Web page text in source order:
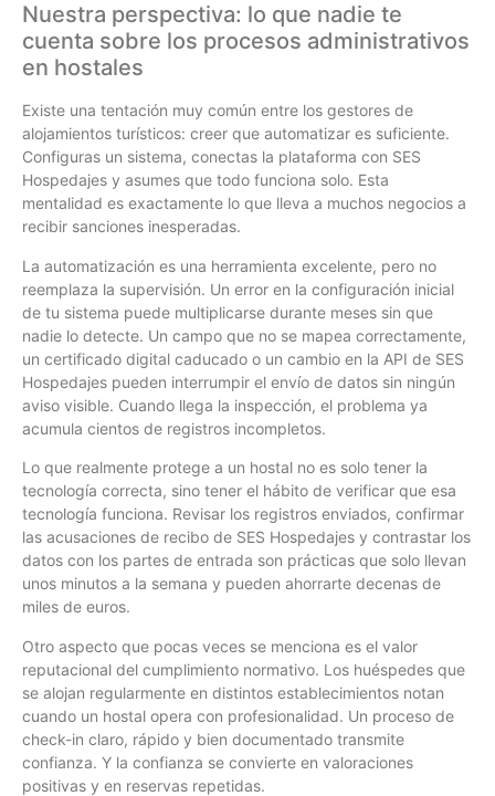
Nuestra perspectiva: lo que nadie te
cuenta sobre los procesos administrativos
en hostales
Existe una tentación muy común entre los gestores de
alojamientos turísticos: creer que automatizar es suficiente.
Configuras un sistema, conectas la plataforma con SES
Hospedajes y asumes que todo funciona solo. Esta
mentalidad es exactamente lo que lleva a muchos negocios a
recibir sanciones inesperadas.
La automatización es una herramienta excelente, pero no
reemplaza la supervisión. Un error en la configuración inicial
de tu sistema puede multiplicarse durante meses sin que
nadie lo detecte. Un campo que no se mapea correctamente,
un certificado digital caducado o un cambio en la API de SES
Hospedajes pueden interrumpir el envío de datos sin ningún
aviso visible. Cuando llega la inspección, el problema ya
acumula cientos de registros incompletos.
Lo que realmente protege a un hostal no es solo tener la
tecnología correcta, sino tener el hábito de verificar que esa
tecnología funciona. Revisar los registros enviados, confirmar
las acusaciones de recibo de SES Hospedajes y contrastar los
datos con los partes de entrada son prácticas que solo llevan
unos minutos a la semana y pueden ahorrarte decenas de
miles de euros.
Otro aspecto que pocas veces se menciona es el valor
reputacional del cumplimiento normativo. Los huéspedes que
se alojan regularmente en distintos establecimientos notan
cuando un hostal opera con profesionalidad. Un proceso de
check-in claro, rápido y bien documentado transmite
confianza. Y la confianza se convierte en valoraciones
positivas y en reservas repetidas.